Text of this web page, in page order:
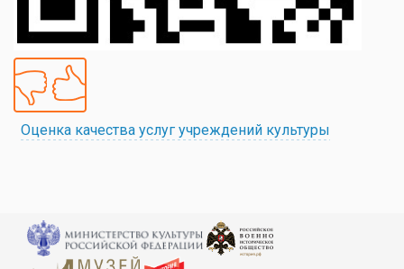
Оценка качества услуг учреждений культуры